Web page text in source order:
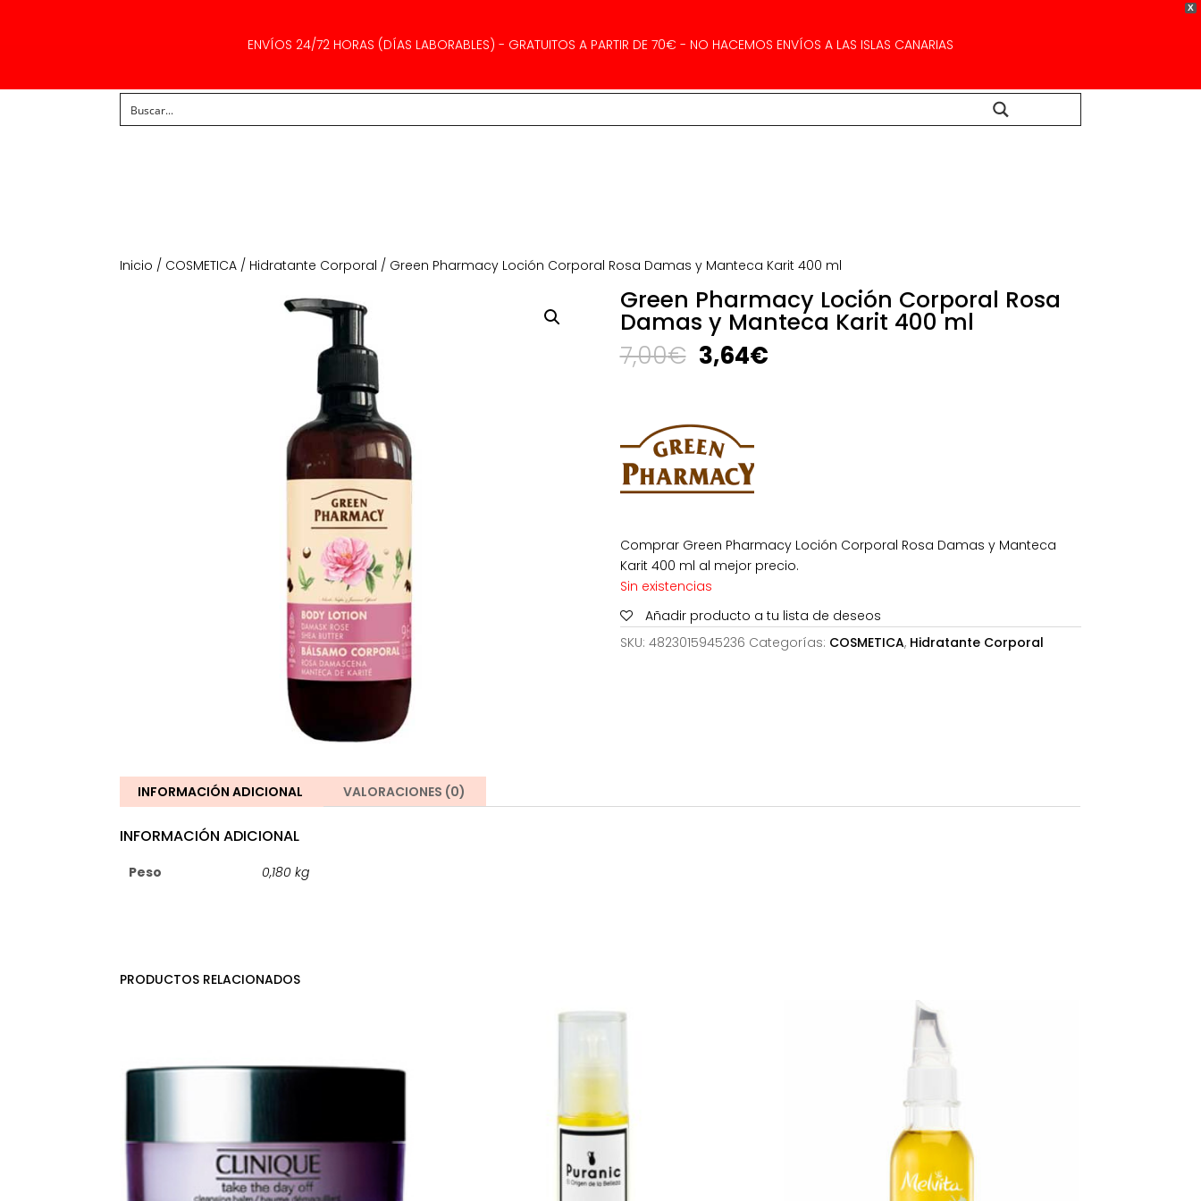
X
ENVÍOS 24/72 HORAS (DÍAS LABORABLES) - GRATUITOS A PARTIR DE 70€ - NO HACEMOS ENVÍOS A LAS ISLAS CANARIAS
Inicio / COSMETICA / Hidratante Corporal / Green Pharmacy Loción Corporal Rosa Damas y Manteca Karit 400 ml
Green Pharmacy Loción Corporal Rosa
Damas y Manteca Karit 400 ml
7,00€ El
precio
era:
7,00€.
3,64€El
Comprar Green Pharmacy Loción Corporal Rosa Damas y Manteca
Karit 400 ml al mejor precio.
Sin existencias
Añadir producto a tu lista de deseos
SKU: 4823015945236 Categorías: COSMETICA, Hidratante Corporal
INFORMACIÓN ADICIONAL VALORACIONES (0)
INFORMACIÓN ADICIONAL
Peso 0,180 kg
PRODUCTOS RELACIONADOS